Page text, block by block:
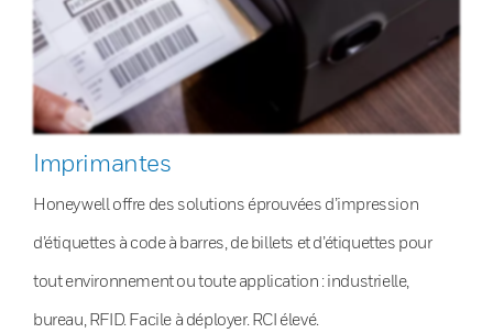
Imprimantes
Honeywell offre des solutions éprouvées d’impression
d’étiquettes à code à barres, de billets et d’étiquettes pour
tout environnement ou toute application : industrielle,
bureau, RFID. Facile à déployer. RCI élevé.